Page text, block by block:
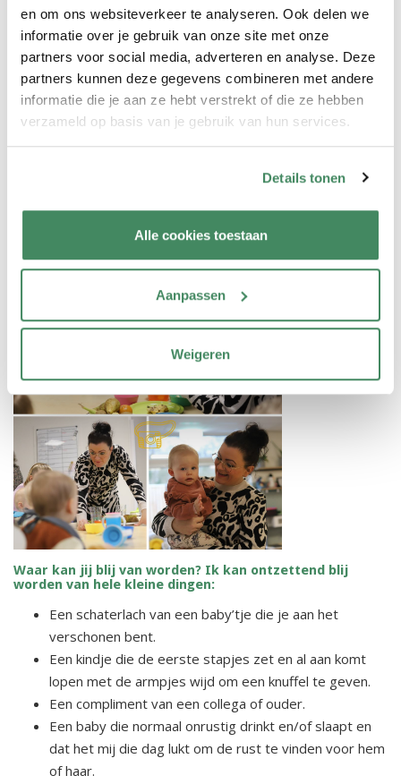
en om ons websiteverkeer te analyseren. Ook delen we
informatie over je gebruik van onze site met onze
partners voor social media, adverteren en analyse. Deze
partners kunnen deze gegevens combineren met andere
informatie die je aan ze hebt verstrekt of die ze hebben
verzameld op basis van je gebruik van hun services.
Details tonen
Alle cookies toestaan
Aanpassen
Weigeren
dag goed verdelen. Wij hebben aan een blik genoeg en
weten dan wie wat gaat doen.
Voor stagiaires spreek ik altijd alles uit en denk ik hardop:
“Wat gaat er allemaal in je om? Zie je wat er moet
gebeuren? Benoem wat er moet gebeuren.” Zo maken ze
dagritme onder de knie. En natuurlijk is het heel erg
Waar kan jij blij van worden? Ik kan ontzettend blij
worden van hele kleine dingen:
Een schaterlach van een baby’tje die je aan het
verschonen bent.
Een kindje die de eerste stapjes zet en al aan komt
lopen met de armpjes wijd om een knuffel te geven.
Een compliment van een collega of ouder.
Een baby die normaal onrustig drinkt en/of slaapt en
dat het mij die dag lukt om de rust te vinden voor hem
of haar.